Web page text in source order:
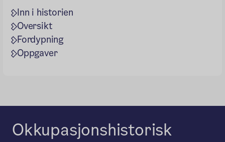
Inn i historien
Oversikt
Fordypning
Oppgaver
Okkupasjonshistorisk